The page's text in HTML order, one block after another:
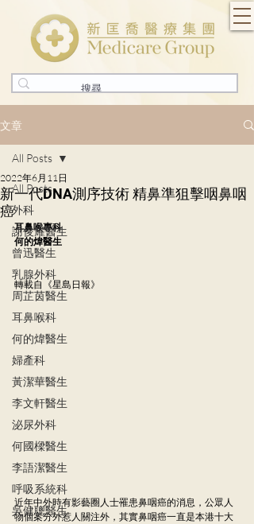
文章
All Posts
外科
謝俊耀醫生
曾迅醫生
乳腺外科
周芷茵醫生
耳鼻喉科
何的煒醫生
婦產科
黃潔華醫生
李文軒醫生
泌尿外科
何國樑醫生
李語潔醫生
呼吸系統科
吳健聰醫生
All Posts
新一代DNA測序技術 精鼻準狙擊咽鼻咽
癌
2022年6月11日
耳鼻喉專科
何的煒醫生
轉載自《星島日報》
近年中外時有影藝圈人士罹患鼻咽癌的消息，公眾人
物個案分外惹人關注外，其實鼻咽癌一直是本港十大